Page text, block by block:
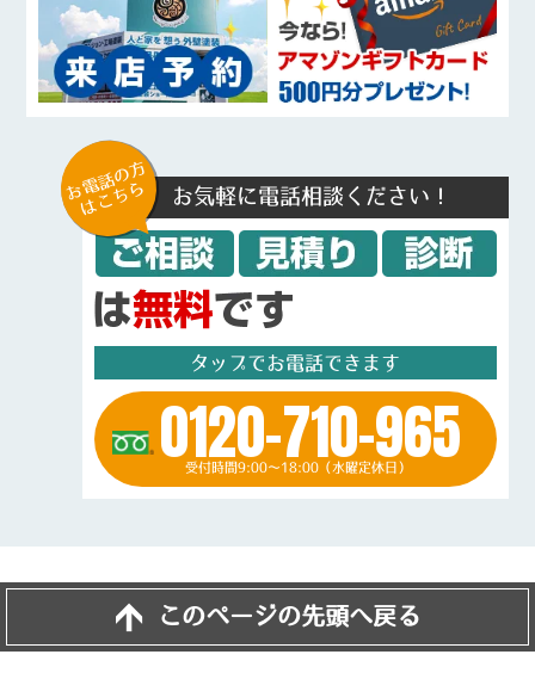
お電話の方
はこちら お気軽に電話相談ください！
タップでお電話できます
0120-710-965
受付時間9:00～18:00（水曜定休日）
このページの先頭へ戻る